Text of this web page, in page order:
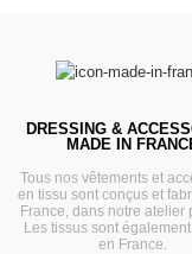
DRESSING &
MADE IN
Tous nos vêtements et
en tissu sont conçus et
France, dans notre atelier
Les tissus sont
en France.